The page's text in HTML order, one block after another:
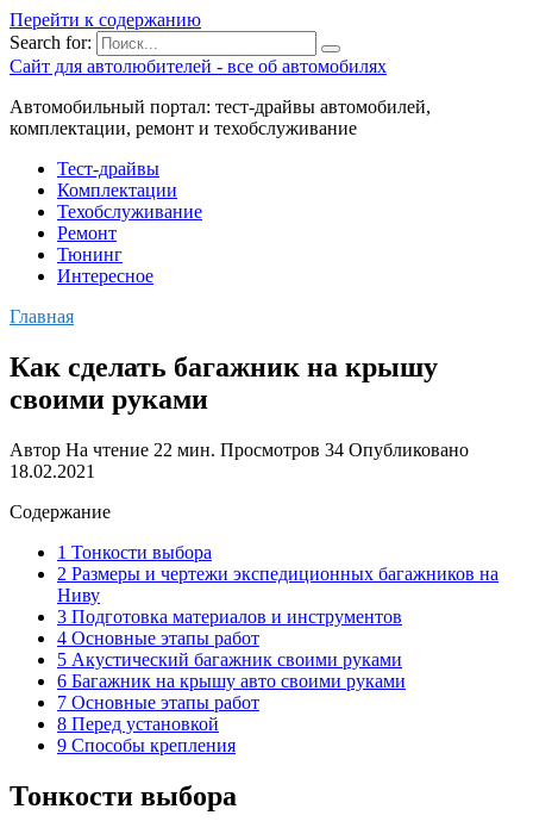
Перейти к содержанию
Search for:
Сайт для автолюбителей - все об автомобилях
Автомобильный портал: тест-драйвы автомобилей,
комплектации, ремонт и техобслуживание
Тест-драйвы
Комплектации
Техобслуживание
Ремонт
Тюнинг
Интересное
Главная
Как сделать багажник на крышу
своими руками
Автор На чтение 22 мин. Просмотров 34 Опубликовано
18.02.2021
Содержание
1 Тонкости выбора
2 Размеры и чертежи экспедиционных багажников на
Ниву
3 Подготовка материалов и инструментов
4 Основные этапы работ
5 Акустический багажник своими руками
6 Багажник на крышу авто своими руками
7 Основные этапы работ
8 Перед установкой
9 Способы крепления
Тонкости выбора